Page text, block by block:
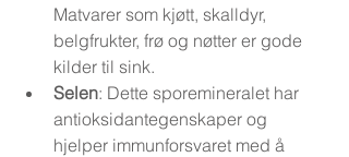
Matvarer som kjøtt, skalldyr,
belgfrukter, frø og nøtter er gode
kilder til sink.
Selen: Dette sporemineralet har
antioksidantegenskaper og
hjelper immunforsvaret med å